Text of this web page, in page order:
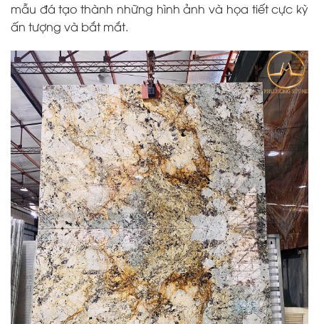
mẫu đá tạo thành những hình ảnh và họa tiết cực kỳ
ấn tượng và bắt mắt.